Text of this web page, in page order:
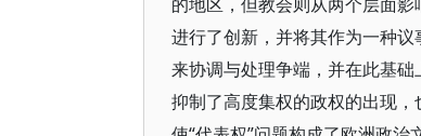
进行了创新，并将其作为一种
来协调与处理争端，并在此基
抑制了高度集权的政权的出现